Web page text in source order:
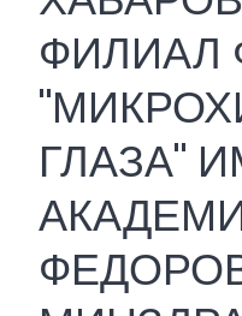
ФИЛИАЛ
ГЛАЗА"